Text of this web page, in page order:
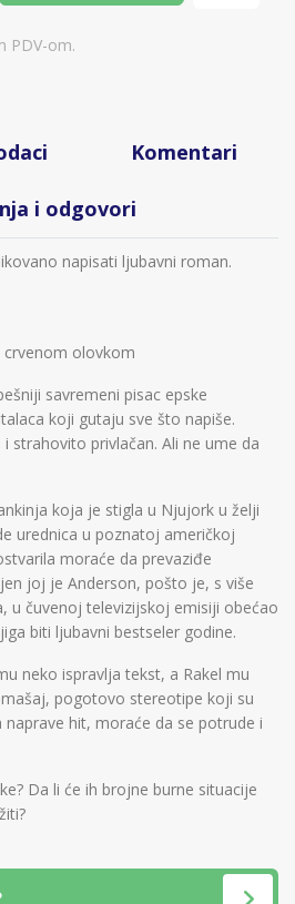
PDV-om.
Komentari
i odgovori
napisati ljubavni roman.
crvenom olovkom
savremeni pisac epske
koji gutaju sve što napiše.
strahovito privlačan. Ali ne ume da
koja je stigla u Njujork u želji
urednica u poznatoj američkoj
moraće da prevaziđe
joj je Anderson, pošto je, s više
u čuvenoj televizijskoj emisiji obećao
biti ljubavni bestseler godine.
neko ispravlja tekst, a Rakel mu
pogotovo stereotipe koji su
naprave hit, moraće da se potrude i
Da li će ih brojne burne situacije